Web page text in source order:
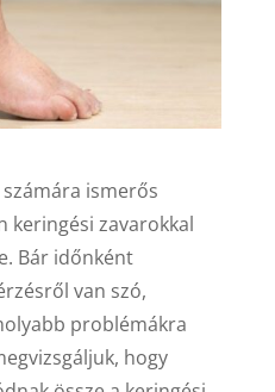
ismerős
keringési zavarokkal
Bár időnként
van szó,
problémákra
hogy